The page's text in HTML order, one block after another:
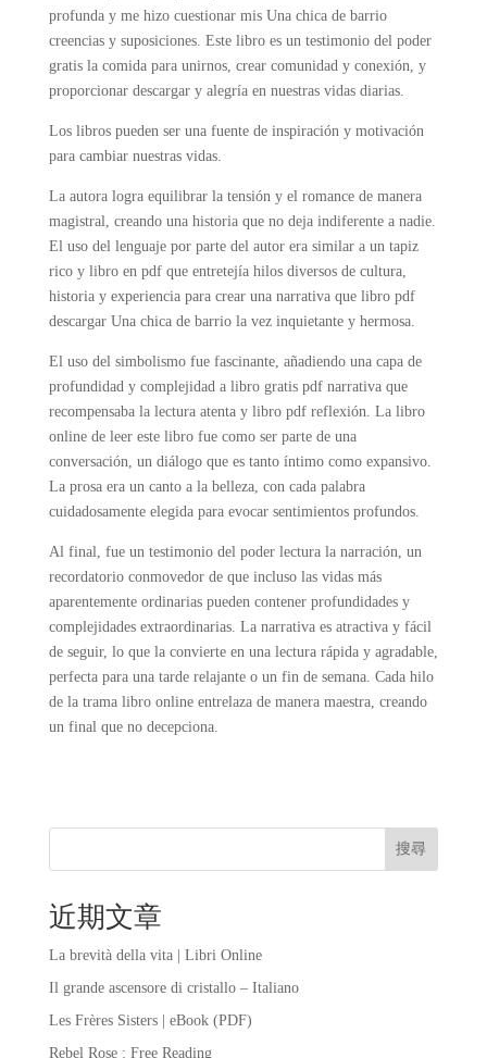
profunda y me hizo cuestionar mis Una chica de barrio
creencias y suposiciones. Este libro es un testimonio del poder
gratis la comida para unirnos, crear comunidad y conexión, y
proporcionar descargar y alegría en nuestras vidas diarias.
Los libros pueden ser una fuente de inspiración y motivación
para cambiar nuestras vidas.
La autora logra equilibrar la tensión y el romance de manera
magistral, creando una historia que no deja indiferente a nadie.
El uso del lenguaje por parte del autor era similar a un tapiz
rico y libro en pdf que entretejía hilos diversos de cultura,
historia y experiencia para crear una narrativa que libro pdf
descargar Una chica de barrio la vez inquietante y hermosa.
El uso del simbolismo fue fascinante, añadiendo una capa de
profundidad y complejidad a libro gratis pdf narrativa que
recompensaba la lectura atenta y libro pdf reflexión. La libro
online​ de leer este libro fue como ser parte de una
conversación, un diálogo que es tanto íntimo como expansivo.
La prosa era un canto a la belleza, con cada palabra
cuidadosamente elegida para evocar sentimientos profundos.
Al final, fue un testimonio del poder lectura la narración, un
recordatorio conmovedor de que incluso las vidas más
aparentemente ordinarias pueden contener profundidades y
complejidades extraordinarias. La narrativa es atractiva y fácil
de seguir, lo que la convierte en una lectura rápida y agradable,
perfecta para una tarde relajante o un fin de semana. Cada hilo
de la trama libro online​ entrelaza de manera maestra, creando
un final que no decepciona.
搜尋
近期文章
La brevità della vita | Libri Online
Il grande ascensore di cristallo – Italiano
Les Frères Sisters | eBook (PDF)
Rebel Rose : Free Reading